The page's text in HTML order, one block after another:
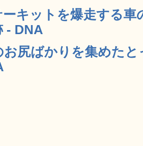
ーキットを爆走する
- DNA
尻ばかりを集めた